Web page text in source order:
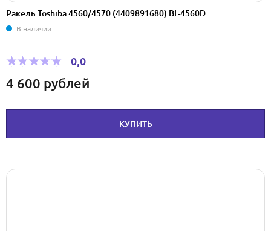
Ракель Toshiba 4560/4570 (4409891680) BL-4560D
В наличии
0,0
4 600 рублей
КУПИТЬ